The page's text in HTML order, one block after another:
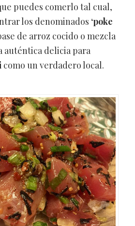
puedes comerlo tal cual,
los denominados ‘poke
de arroz cocido o mezcla
auténtica delicia para
como un verdadero local.